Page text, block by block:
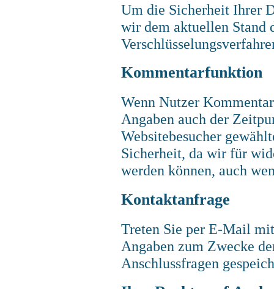
Um die Sicherheit Ihrer
wir dem aktuellen Stand
Kommentarfunktion
Wenn Nutzer
Angaben auch der
Websitebesucher
Sicherheit, da wir für
werden können, auch
Kontaktanfrage
Treten Sie per E-Mail
Angaben zum Zwecke
Anschlussfragen